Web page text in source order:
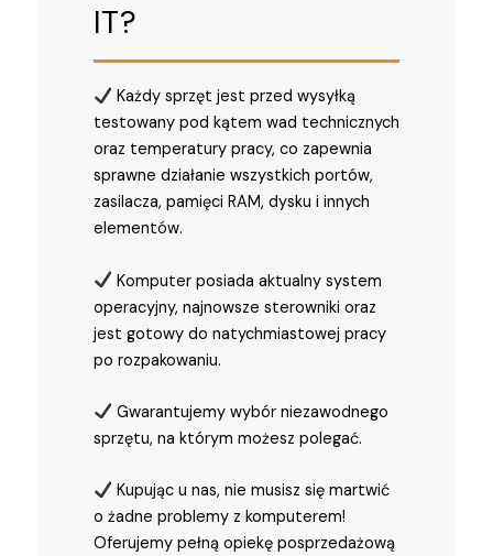
IT?
Każdy sprzęt jest przed wysyłką
testowany pod kątem wad technicznych
oraz temperatury pracy, co zapewnia
sprawne działanie wszystkich portów,
zasilacza, pamięci RAM, dysku i innych
elementów.
Komputer posiada aktualny system
operacyjny, najnowsze sterowniki oraz
jest gotowy do natychmiastowej pracy
po rozpakowaniu.
Gwarantujemy wybór niezawodnego
sprzętu, na którym możesz polegać.
Kupując u nas, nie musisz się martwić
o żadne problemy z komputerem!
Oferujemy pełną opiekę posprzedażową